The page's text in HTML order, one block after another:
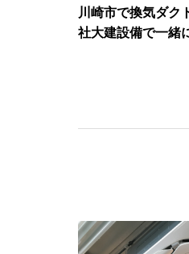
川崎市で換気ダク
社大建設備で一緒